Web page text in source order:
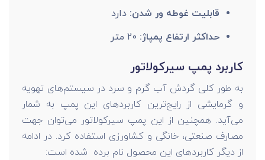
قابلیت غوطه ور شدن: دارد
حداکثر ارتفاع پمپاژ:
کاربرد پمپ سیرکولاتور
به طور کلی گردش آب گرم و سرد در سیستم‌های تهویه
و گرمایشی از رایج‌ترین کاربردهای این پمپ به شمار
می‌آید. همچنین از این پمپ سیرکولاتور می‌توان جهت
مصارف صنعتی، خانگی و کشاورزی استفاده کرد. در ادامه
از دیگر کاربردهای این محصول نام برده شده است: